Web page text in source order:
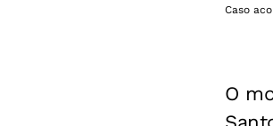
Caso
O